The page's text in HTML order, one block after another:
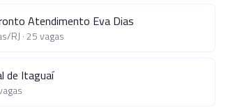
Atendimento Eva Dias
/RJ ·25 vagas
de Itaguaí